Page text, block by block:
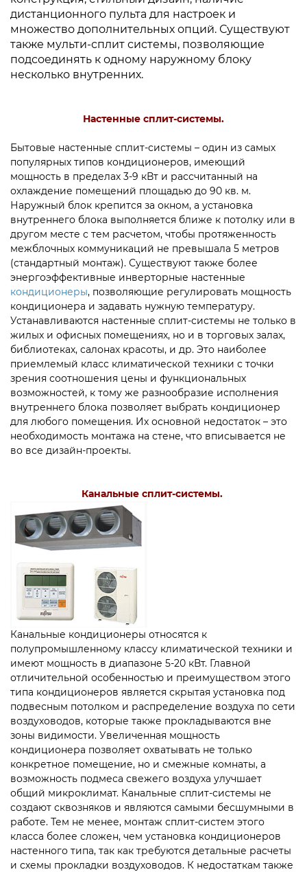
дистанционного пульта для настроек и
множество дополнительных опций. Существуют
также мульти-сплит системы, позволяющие
подсоединять к одному наружному блоку
несколько внутренних.
Настенные сплит-системы.
Бытовые настенные сплит-системы – один из самых
популярных типов кондиционеров, имеющий
мощность в пределах 3-9 кВт и рассчитанный на
охлаждение помещений площадью до 90 кв. м.
Наружный блок крепится за окном, а установка
внутреннего блока выполняется ближе к потолку или в
другом месте с тем расчетом, чтобы протяженность
межблочных коммуникаций не превышала 5 метров
(стандартный монтаж). Существуют также более
энергоэффективные инверторные настенные
кондиционеры, позволяющие регулировать мощность
кондиционера и задавать нужную температуру.
Устанавливаются настенные сплит-системы не только в
жилых и офисных помещениях, но и в торговых залах,
библиотеках, салонах красоты, и др. Это наиболее
приемлемый класс климатической техники с точки
зрения соотношения цены и функциональных
возможностей, к тому же разнообразие исполнения
внутреннего блока позволяет выбрать кондиционер
для любого помещения. Их основной недостаток – это
необходимость монтажа на стене, что вписывается не
во все дизайн-проекты.
Канальные сплит-системы.
Канальные кондиционеры относятся к
полупромышленному классу климатической техники и
имеют мощность в диапазоне 5-20 кВт. Главной
отличительной особенностью и преимуществом этого
типа кондиционеров является скрытая установка под
подвесным потолком и распределение воздуха по сети
воздуховодов, которые также прокладываются вне
зоны видимости. Увеличенная мощность
кондиционера позволяет охватывать не только
конкретное помещение, но и смежные комнаты, а
возможность подмеса свежего воздуха улучшает
общий микроклимат. Канальные сплит-системы не
создают сквозняков и являются самыми бесшумными в
работе. Тем не менее, монтаж сплит-систем этого
класса более сложен, чем установка кондиционеров
настенного типа, так как требуются детальные расчеты
и схемы прокладки воздуховодов. К недостаткам также